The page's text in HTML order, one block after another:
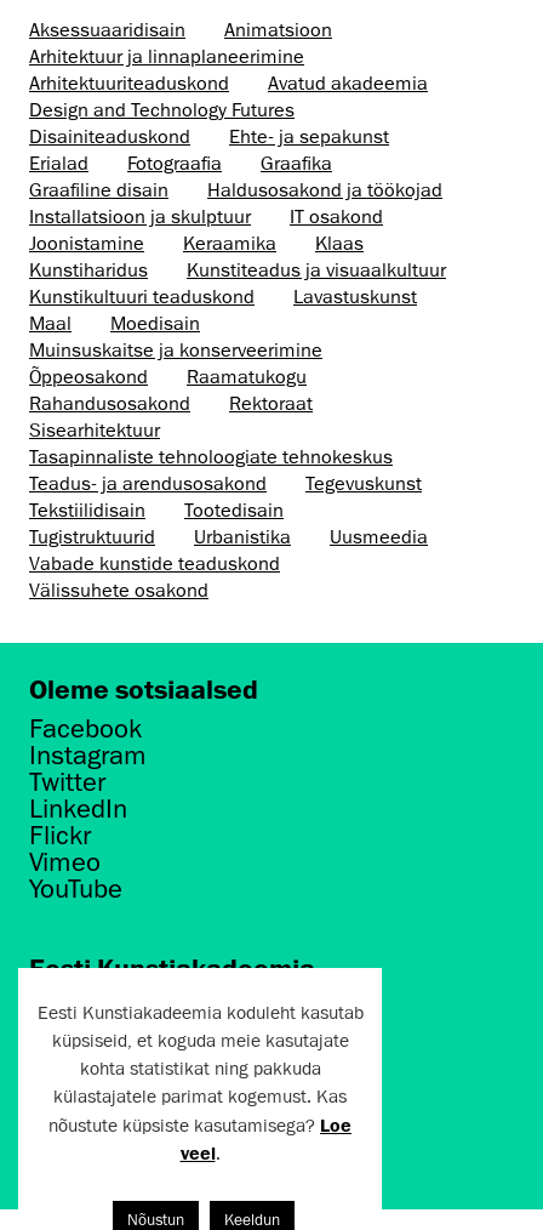
Aksessuaaridisain
Animatsioon
Arhitektuur ja linnaplaneerimine
Arhitektuuri­teaduskond
Avatud akadeemia
Design and Technology Futures
Disaini­­teaduskond
Ehte- ja sepakunst
Erialad
Fotograafia
Graafika
Graafiline disain
Haldusosakond ja töökojad
Installatsioon ja skulptuur
IT osakond
Joonistamine
Keraamika
Klaas
Kunstiharidus
Kunstiteadus ja visuaalkultuur
Kunsti­kultuuri teaduskond
Lavastuskunst
Maal
Moedisain
Muinsus­kaitse ja konserveerimine
Õppeosakond
Raamatukogu
Rahandusosakond
Rektoraat
Sisearhitektuur
Tasapinnaliste tehnoloogiate tehnokeskus
Teadus- ja arendusosakond
Tegevuskunst
Tekstiilidisain
Tootedisain
Tugistruktuurid
Urbanistika
Uusmeedia
Vabade kunstide teaduskond
Välissuhete osakond
Oleme sotsiaalsed
Facebook
Instagram
Twitter
LinkedIn
Flickr
Vimeo
YouTube
Eesti Kunstiakadeemia
Põhja puiestee 7
Tallinn 10412
artun@artun.ee
+372 6267301
Liitu uudiskirjaga!
Eesti Kunstiakadeemia koduleht kasutab
küpsiseid, et koguda meie kasutajate
kohta statistikat ning pakkuda
külastajatele parimat kogemust. Kas
nõustute küpsiste kasutamisega? Loe
veel.
Nõustun Keeldun